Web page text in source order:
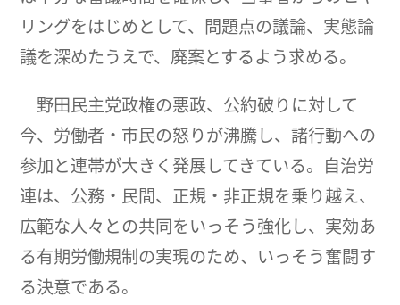
リングをはじめとして、問題点の議論、実態論
議を深めたうえで、廃案とするよう求める。
野田民主党政権の悪政、公約破りに対して
今、労働者・市民の怒りが沸騰し、諸行動への
参加と連帯が大きく発展してきている。自治労
連は、公務・民間、正規・非正規を乗り越え、
広範な人々との共同をいっそう強化し、実効あ
る有期労働規制の実現のため、いっそう奮闘す
る決意である。